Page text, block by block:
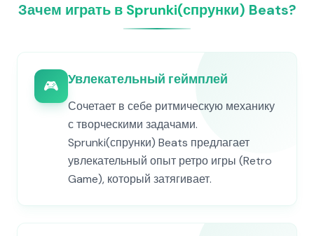
Зачем играть в Sprunki(спрунки) Beats?
🎮 Увлекательный геймплей
Сочетает в себе ритмическую механику
с творческими задачами.
Sprunki(спрунки) Beats предлагает
увлекательный опыт ретро игры (Retro
Game), который затягивает.